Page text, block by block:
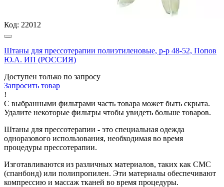
Код: 22012
Штаны для прессотерапии полиэтиленовые, р-р 48-52, Попов
Ю.А. ИП (РОССИЯ)
Доступен только по запросу
Запросить товар
!
С выбранными фильтрами часть товара может быть скрыта.
Удалите некоторые фильтры чтобы увидеть больше товаров.
Штаны для прессотерапии - это специальная одежда
одноразового использования, необходимая во время
процедуры прессотерапии.
Изготавливаются из различных материалов, таких как СМС
(спанбонд) или полипропилен. Эти материалы обеспечивают
компрессию и массаж тканей во время процедуры.